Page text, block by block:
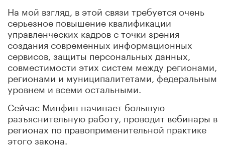
На мой взгляд, в этой связи требуется очень
серьезное повышение квалификации
управленческих кадров с точки зрения
создания современных информационных
сервисов, защиты персональных данных,
совместимости этих систем между регионами,
регионами и муниципалитетами, федеральным
уровнем и всеми остальными.
Сейчас Минфин начинает большую
разъяснительную работу, проводит вебинары в
регионах по правоприменительной практике
этого закона.